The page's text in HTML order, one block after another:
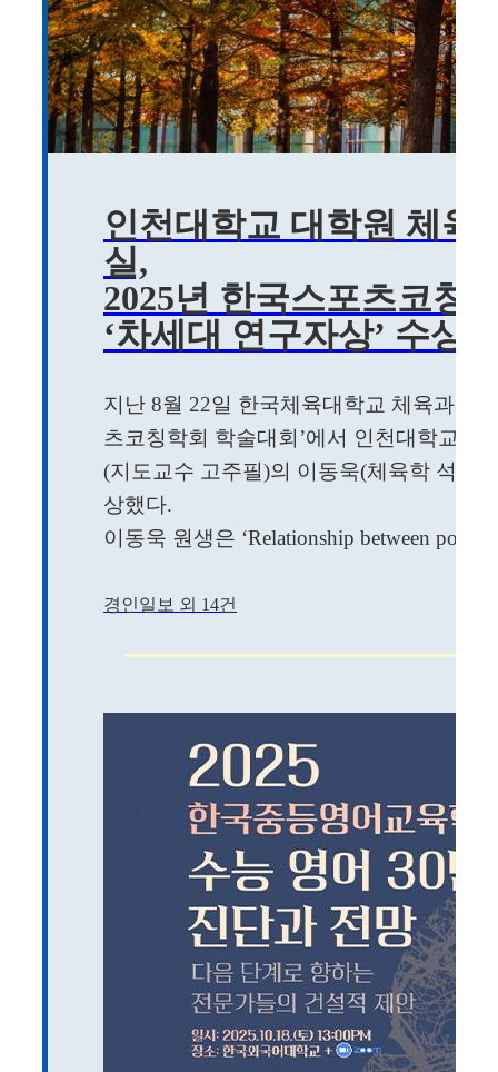
인천대학교 대학원 체육
실,
2025년 한국스포츠코칭
‘차세대 연구자상’ 수상
지난 8월 22일 한국체육대학교 체육과학
츠코칭학회 학술대회’에서 인천대학교
(지도교수 고주필)의 이동욱(체육학 석사)
상했다.
이동욱 원생은 ‘Relationship between
경인일보 외 14건